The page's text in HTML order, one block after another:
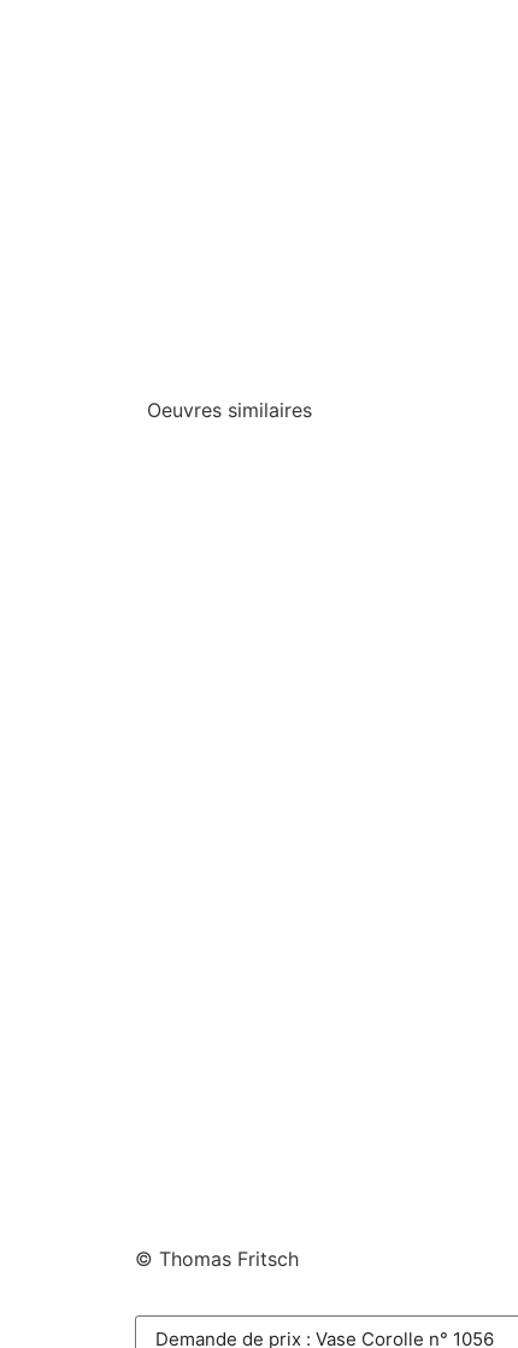
Oeuvres similaires
© Thomas Fritsch